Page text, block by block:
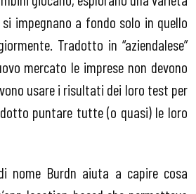
impegnano a fondo solo in quello
Tradotto in “aziendalese”
mercato le imprese non devono
usare i risultati dei loro test per
puntare tutte (o quasi) le loro
nome Burdn aiuta a capire cosa